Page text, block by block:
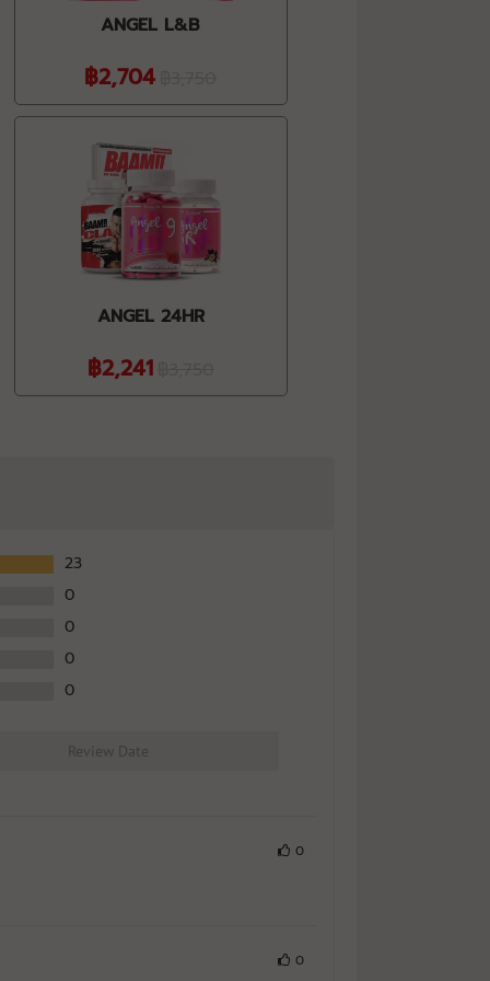
ANGEL L&B
฿2,704
ANGEL 24HR
฿2,241
23
0
0
0
0
Review Date
0
0